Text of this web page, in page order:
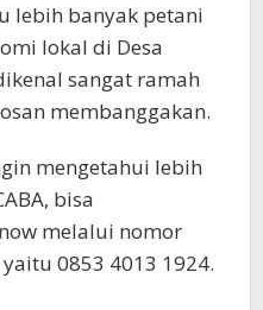
lebih banyak petani
lokal di Desa
sangat ramah
membanggakan.
mengetahui lebih
bisa
melalui nomor
0853 4013 1924.